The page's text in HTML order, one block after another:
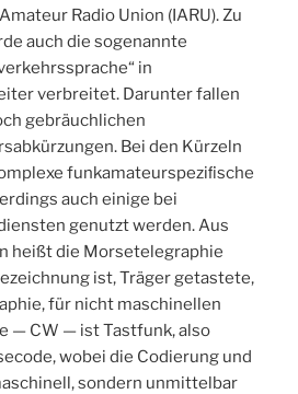
Radio Union (IARU). Zu
auch die sogenannte
in
verbreitet. Darunter fallen
gebräuchlichen
Bei den Kürzeln
funkamateurspeziﬁsche
auch einige bei
genutzt werden. Aus
heißt die Morsetelegraphie
ist, Träger getastete,
für nicht maschinellen
— CW — ist Tastfunk, also
wobei die Codierung und
sondern unmittelbar